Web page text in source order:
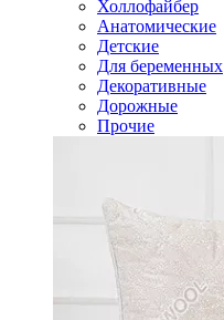
Холлофайбер
Анатомические
Детские
Для беременных
Декоративные
Дорожные
Прочие